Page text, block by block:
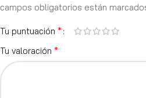
campos obligatorios están
Tu puntuación *
Tu valoración *